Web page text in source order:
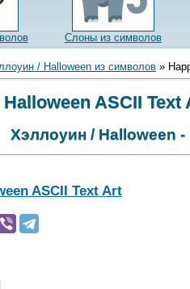
Слоны из символов
/ Halloween из символов »
Halloween ASCII
Хэллоуин / Halloween
ASCII Text Art